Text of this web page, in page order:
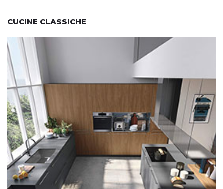
CUCINE CLASSICHE